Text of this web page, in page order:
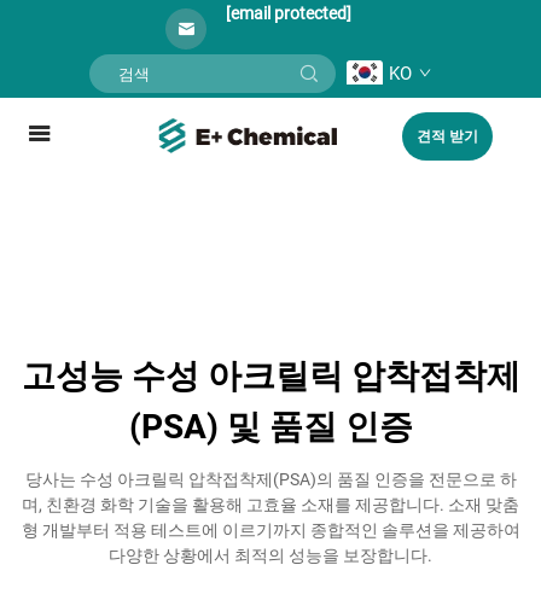
[email protected]
KO
견적 받기
고성능 수성 아크릴릭 압착접착제
(PSA) 및 품질 인증
당사는 수성 아크릴릭 압착접착제(PSA)의 품질 인증을 전문으로 하
며, 친환경 화학 기술을 활용해 고효율 소재를 제공합니다. 소재 맞춤
형 개발부터 적용 테스트에 이르기까지 종합적인 솔루션을 제공하여
다양한 상황에서 최적의 성능을 보장합니다.